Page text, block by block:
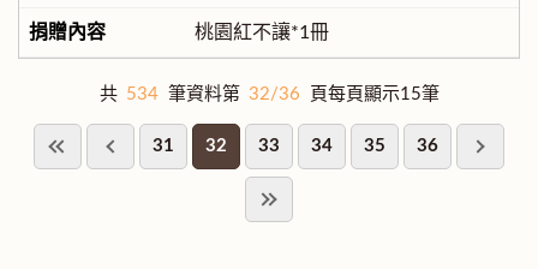
桃園紅不讓*1冊
共 534 筆資料第 32/36 頁每頁顯示15筆
31 32 33 34 35 36